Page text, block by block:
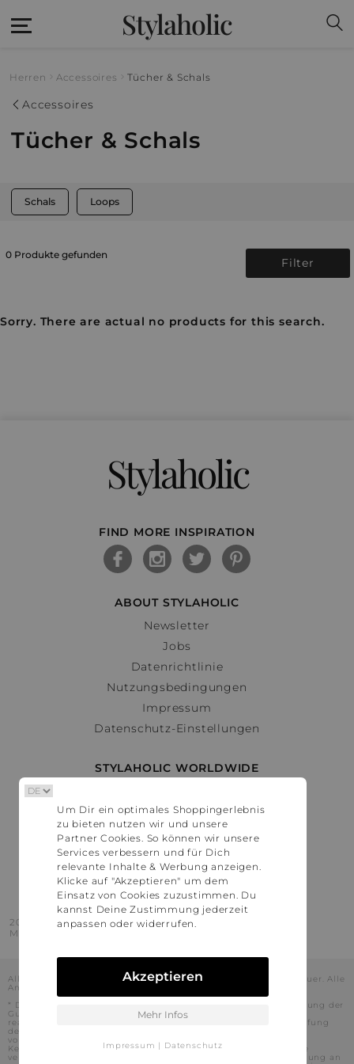
Stylaholic
Herren Accessoires Tücher & Schals
Accessoires
Tücher & Schals
Schals Loops
0 Produkte gefunden
Filter
Sorry. There are actual no products for this search.
Stylaholic
FIND MORE INSPIRATION
ABOUT STYLAHOLIC
Newsletter
Jobs
Datenrichtlinie
Nutzungsbedingungen
Impressum
Datenschutz-Einstellungen
STYLAHOLIC WORLDWIDE
Österreich
Schweiz
France
United States
2016 - 2026 © Stylaholic.
Made for you with love in munich.
Alle Preise inkl. der jeweils geltenden gesetzlichen Mehrwertsteuer. Alle
Angaben ohne Gewähr.
* Die angezeigten Preise beinhalten Rabatte, die durch die Nutzung der
Gutschein-Codes auf den Seiten unserer Partner voraussichtlich
realisiert werden können. Stylaholic führt keine vollständige Prüfung
der Gutschein-Codes durch und es kann daher in Einzelfällen
vorkommen, dass die Gutscheine abweichend von unserem
Kenntnisstand bei dem jeweiligen Shop nicht oder nur teilweise
verwendet werden können. Darüber hinaus kann deren Verwendung an
Um Dir ein optimales Shoppingerlebnis
zu bieten nutzen wir und unsere
Partner Cookies. So können wir unsere
Services verbessern und für Dich
relevante Inhalte & Werbung anzeigen.
Klicke auf "Akzeptieren" um dem
Einsatz von Cookies zuzustimmen. Du
kannst Deine Zustimmung jederzeit
anpassen oder widerrufen.
Akzeptieren
Mehr Infos
Impressum | Datenschutz